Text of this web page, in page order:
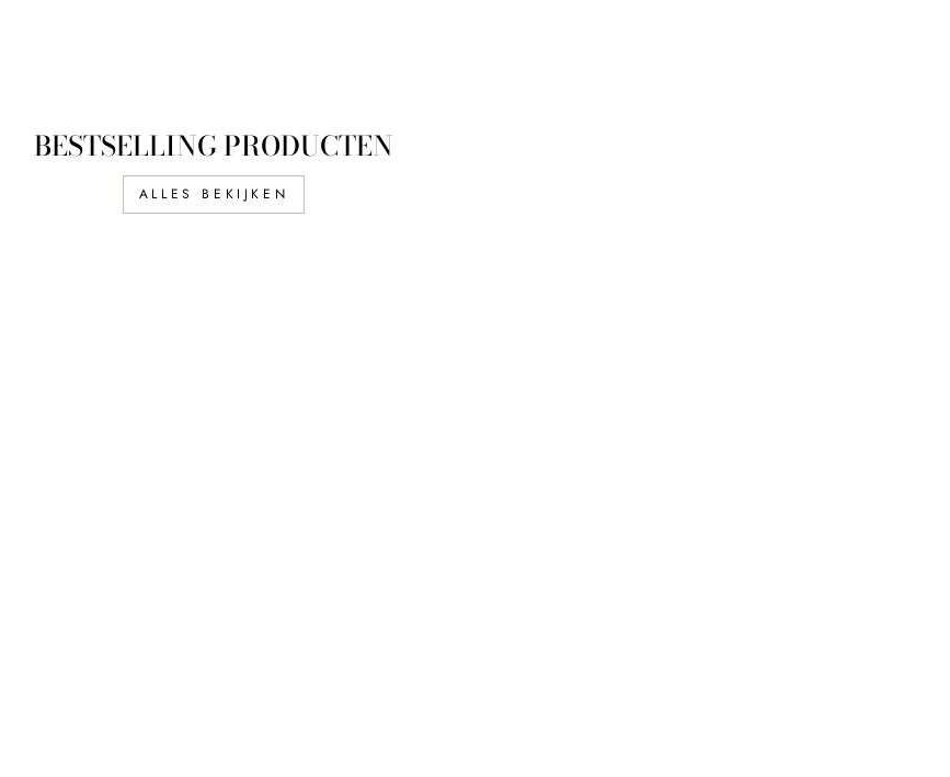
BESTSELLING PRODUCTEN
ALLES BEKIJKEN